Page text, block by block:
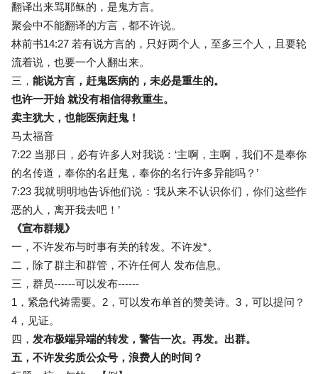
翻译出来骂耶稣的，是鬼方言。
聚会中不能翻译的方言，都不许说。
林前书14:27 若有说方言的，只好两个人，至多三个人，且要轮
流着说，也要一个人翻出来。
三， 能说方言，赶鬼医病的，未必是重生的。
也许一开始 就没有相信得救重生。
卖主犹大，也能医病赶鬼！
马太福音
7:22 当那日，必有许多人对我说：‘主啊，主啊，我们不是奉你
的名传道，奉你的名赶鬼，奉你的名行许多异能吗？’
7:23 我就明明地告诉他们说：‘我从来不认识你们，你们这些作
恶的人，离开我去吧！’
《宣布群规》
一，不许发布与时事有关的转发。不许发*。
二，除了群主和群管，不许任何人 发布信息。
三，群员------可以发布------
1，紧急代祷需要。2，可以发布单首的赞美诗。3，可以提问？
4，见证。
四， 发布极端异端的转发，警告一次。再发。出群。
五，不许发劣质公众号，浪费人的时间？